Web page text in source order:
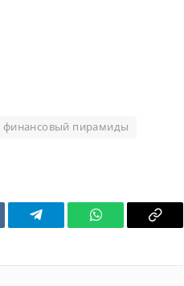
финансовый пирамиды
Telegram WhatsAppCopy